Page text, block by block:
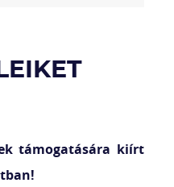
támogatására kiírt